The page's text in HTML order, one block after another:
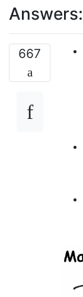
Answers:
667